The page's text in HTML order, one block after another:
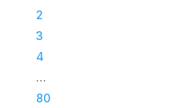
Menge
2
3
4
…
80